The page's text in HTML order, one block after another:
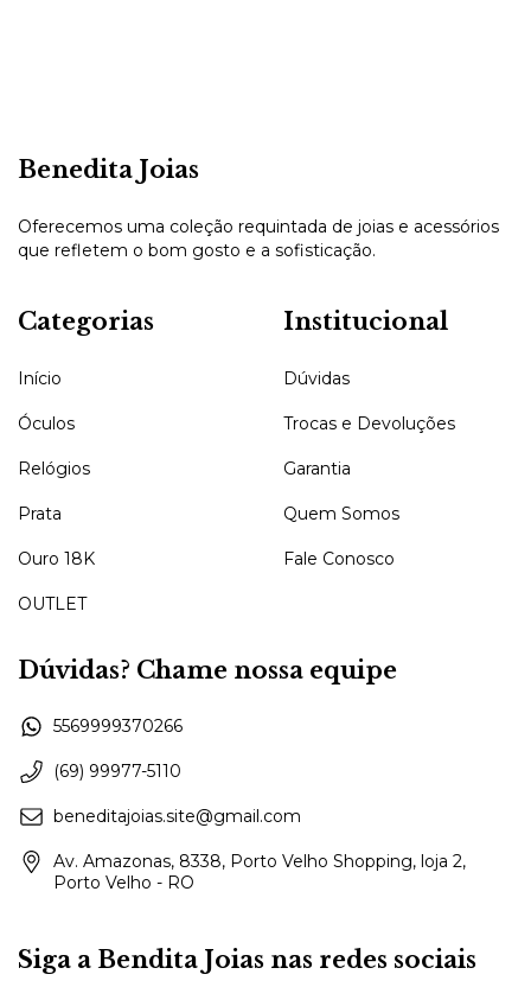
Benedita Joias
Oferecemos uma coleção requintada de joias e acessórios
que refletem o bom gosto e a sofisticação.
Categorias
Início
Óculos
Relógios
Prata
Ouro 18K
OUTLET
Institucional
Dúvidas
Trocas e Devoluções
Garantia
Quem Somos
Fale Conosco
Dúvidas? Chame nossa equipe
5569999370266
(69) 99977-5110
beneditajoias.site@gmail.com
Av. Amazonas, 8338, Porto Velho Shopping, loja 2,
Porto Velho - RO
Siga a Bendita Joias nas redes sociais